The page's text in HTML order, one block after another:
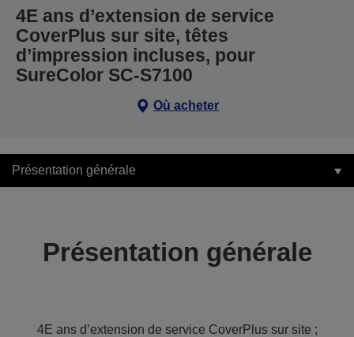
4E ans d’extension de service
CoverPlus sur site, têtes
d’impression incluses, pour
SureColor SC-S7100
Où acheter
Présentation générale
Présentation générale
4E ans d’extension de service CoverPlus sur site ;